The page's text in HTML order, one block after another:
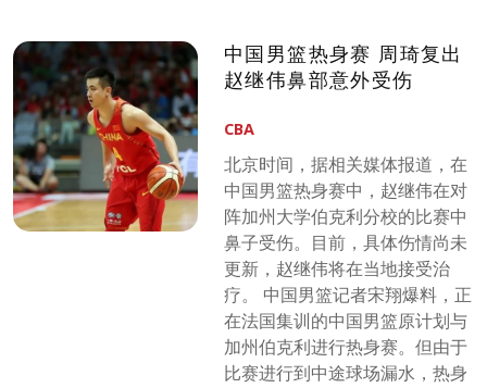
中国男篮热身赛 周琦复出
赵继伟鼻部意外受伤
CBA
北京时间，据相关媒体报道，在
中国男篮热身赛中，赵继伟在对
阵加州大学伯克利分校的比赛中
鼻子受伤。目前，具体伤情尚未
更新，赵继伟将在当地接受治
疗。 中国男篮记者宋翔爆料，正
在法国集训的中国男篮原计划与
加州伯克利进行热身赛。但由于
比赛进行到中途球场漏水，热身